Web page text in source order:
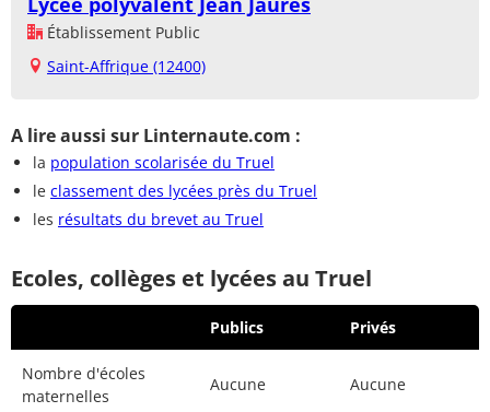
Établissement Public
Saint-Affrique (12400)
A lire aussi sur Linternaute.com :
la population scolarisée du Truel
le classement des lycées près du Truel
les résultats du brevet au Truel
Ecoles, collèges et lycées au Truel
Publics Privés
Nombre d'écoles
maternelles
Aucune Aucune